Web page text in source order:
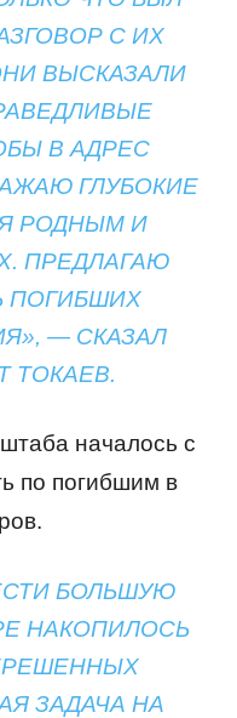
С ИХ
ВЫСКАЗАЛИ
В АДРЕС
ГЛУБОКИЕ
РОДНЫМ И
ПРЕДЛАГАЮ
ПОГИБШИХ
— СКАЗАЛ
ТОКАЕВ.
началось с
по погибшим в
БОЛЬШУЮ
НАКОПИЛОСЬ
ЗАДАЧА НА